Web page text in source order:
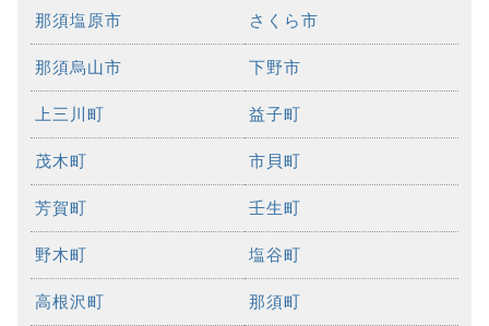
那須塩原市 さくら市
那須烏山市 下野市
上三川町 益子町
茂木町 市貝町
芳賀町 壬生町
野木町 塩谷町
高根沢町 那須町